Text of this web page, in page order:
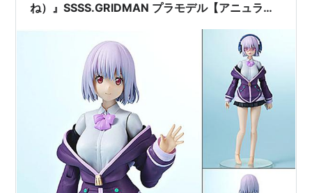
ね）』SSSS.GRIDMAN プラモデル【アニュラ